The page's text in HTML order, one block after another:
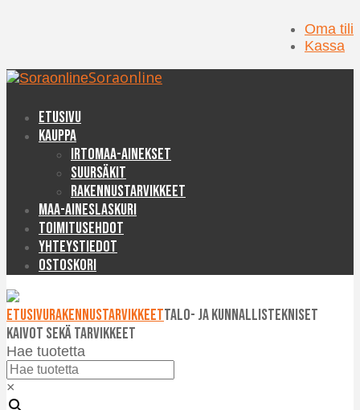
Oma tili
Kassa
Soraonline
Etusivu
Kauppa
Irtomaa-ainekset
Suursäkit
Rakennustarvikkeet
Maa-aineslaskuri
Toimitusehdot
Yhteystiedot
Ostoskori
EtusivuRakennustarvikkeetTalo- ja kunnallistekniset
kaivot sekä tarvikkeet
Hae tuotetta
×